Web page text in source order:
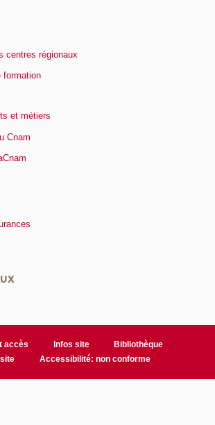
centres régionaux
formation
et métiers
Cnam
accès Infos site
Bibliothèque
Accessibilité: non conforme